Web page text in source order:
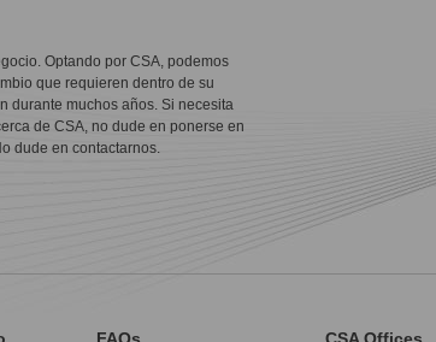
Optando por CSA, podemos
que requieren dentro de su
durante muchos años. Si necesita
de CSA, no dude en ponerse en
dude en contactarnos.